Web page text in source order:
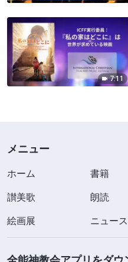
7:11
メニュー
ホーム 書籍
讃美歌
朗読
絵画展
ニュース